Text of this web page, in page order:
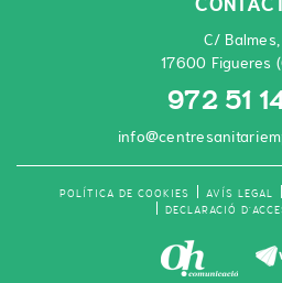
C/ Balmes,
17600 Figueres
972 51
POLÍTICA DE COOKIES AVÍS LEGAL
DECLARACIÓ